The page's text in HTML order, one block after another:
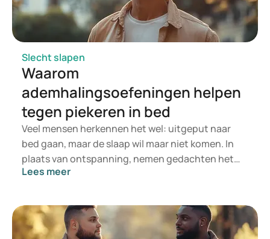
Slecht slapen
Waarom
ademhalingsoefeningen helpen
tegen piekeren in bed
Veel mensen herkennen het wel: uitgeput naar
bed gaan, maar de slaap wil maar niet komen. In
plaats van ontspanning, nemen gedachten het
over. Wat er nog gedaan moet worden, wat beter
in bed kan piekeren hardnekkig zijn. Gelukkig
bestaan er eenvoudige ademhalingsoefeningen
die kunnen helpen om het hoofd tot rust te
Lees meer